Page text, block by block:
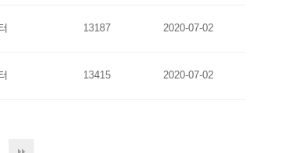
13187 2020-07-02
13415 2020-07-02